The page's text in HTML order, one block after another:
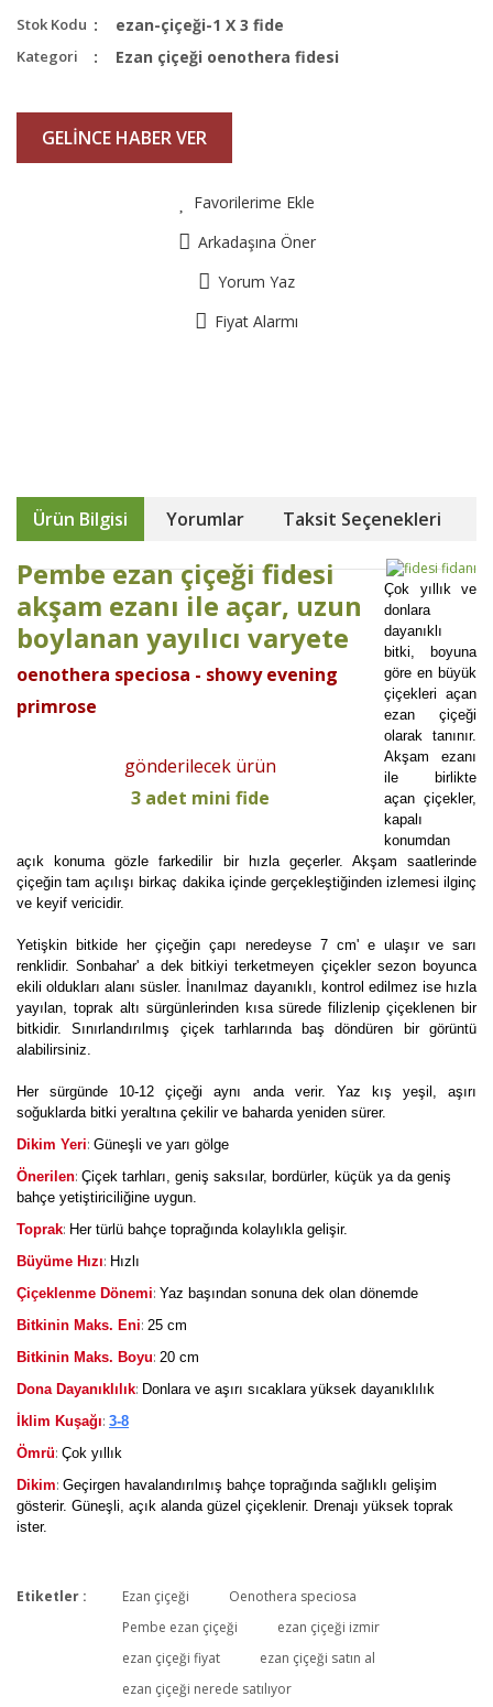
Stok Kodu ezan-çiçeği-1 X 3 fide
Kategori Ezan çiçeği oenothera fidesi
GELİNCE HABER VER
Favorilerime Ekle
Arkadaşına Öner
Yorum Yaz
Fiyat Alarmı
Ürün Bilgisi Yorumlar Taksit Seçenekleri
Pembe ezan çiçeği fidesi
akşam ezanı ile açar, uzun
boylanan yayılıcı varyete
oenothera speciosa - showy evening
primrose
gönderilecek ürün
3 adet mini fide
Çok yıllık ve
donlara
dayanıklı
bitki, boyuna
göre en büyük
çiçekleri açan
ezan çiçeği
olarak tanınır.
Akşam ezanı
ile birlikte
açan çiçekler,
kapalı
konumdan
açık konuma gözle farkedilir bir hızla geçerler. Akşam saatlerinde
çiçeğin tam açılışı birkaç dakika içinde gerçekleştiğinden izlemesi ilginç
ve keyif vericidir.
Yetişkin bitkide her çiçeğin çapı neredeyse 7 cm' e ulaşır ve sarı
renklidir. Sonbahar' a dek bitkiyi terketmeyen çiçekler sezon boyunca
ekili oldukları alanı süsler. İnanılmaz dayanıklı, kontrol edilmez ise hızla
yayılan, toprak altı sürgünlerinden kısa sürede filizlenip çiçeklenen bir
bitkidir. Sınırlandırılmış çiçek tarhlarında baş döndüren bir görüntü
alabilirsiniz.
Her sürgünde 10-12 çiçeği aynı anda verir. Yaz kış yeşil, aşırı
soğuklarda bitki yeraltına çekilir ve baharda yeniden sürer.
Dikim Yeri: Güneşli ve yarı gölge
Önerilen: Çiçek tarhları, geniş saksılar, bordürler, küçük ya da geniş
bahçe yetiştiriciliğine uygun.
Toprak: Her türlü bahçe toprağında kolaylıkla gelişir.
Büyüme Hızı: Hızlı
Çiçeklenme Dönemi: Yaz başından sonuna dek olan dönemde
Bitkinin Maks. Eni: 25 cm
Bitkinin Maks. Boyu: 20 cm
Dona Dayanıklılık: Donlara ve aşırı sıcaklara yüksek dayanıklılık
İklim Kuşağı: 3-8
Ömrü: Çok yıllık
Dikim: Geçirgen havalandırılmış bahçe toprağında sağlıklı gelişim
gösterir. Güneşli, açık alanda güzel çiçeklenir. Drenajı yüksek toprak
ister.
Bu ürüne ilk yorumu siz yapın!
Yorum Yaz
Etiketler : Ezan çiçeği
Oenothera speciosa
Pembe ezan çiçeği
ezan çiçeği izmir
ezan çiçeği fiyat
ezan çiçeği satın al
ezan çiçeği nerede satılıyor